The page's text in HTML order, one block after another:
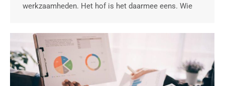
werkzaamheden. Het hof is het daarmee eens. Wie